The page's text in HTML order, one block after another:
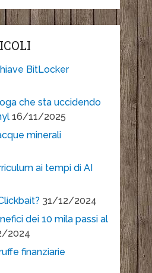
BitLocker
che sta uccidendo
16/11/2025
minerali
ai tempi di AI
31/12/2024
dei 10 mila passi al
2024
finanziarie